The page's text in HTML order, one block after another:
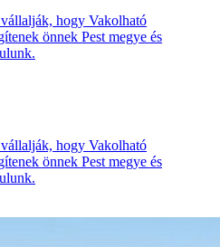
hogy Vakolható
önnek Pest megye és
hogy Vakolható
önnek Pest megye és